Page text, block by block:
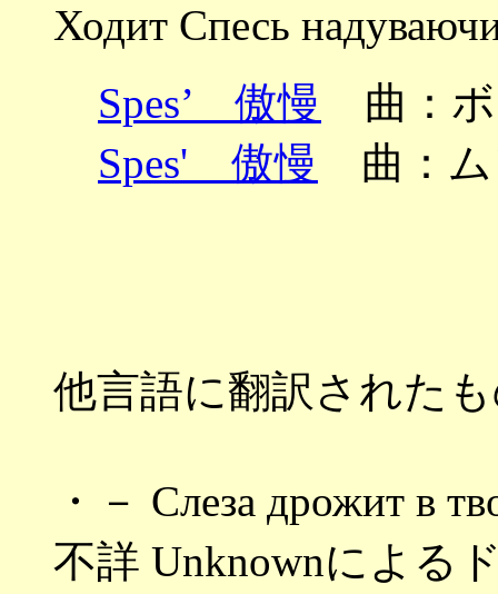
Ходит Спесь
Spes’ 傲慢 曲：ボ
Spes' 傲慢 曲：ム
他言語に翻訳された
・－ Слеза дрожит в
不詳 Unknownによる